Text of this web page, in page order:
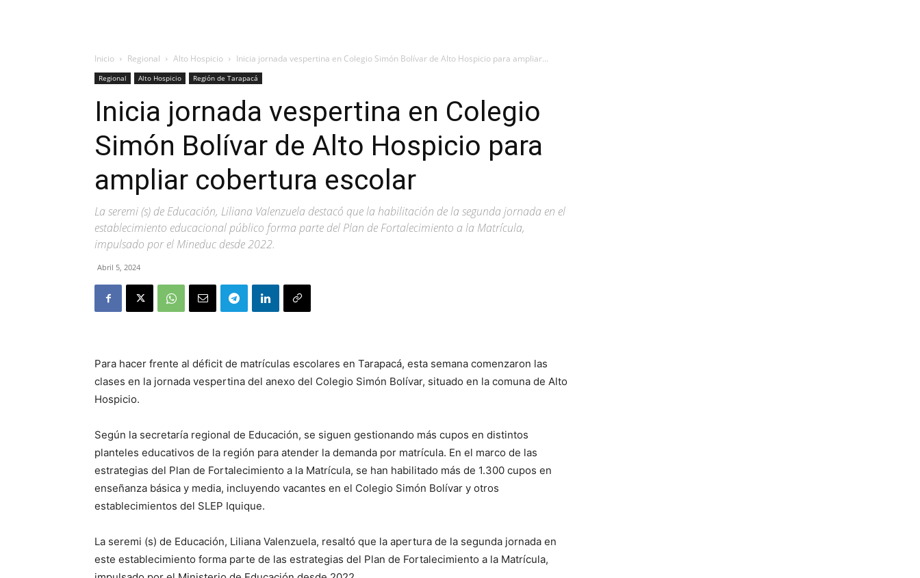
Inicio Regional Alto Hospicio Inicia jornada vespertina en Colegio Simón Bolívar de Alto Hospicio para ampliar...
Regional Alto Hospicio Región de Tarapacá
Inicia jornada vespertina en Colegio
Simón Bolívar de Alto Hospicio para
ampliar cobertura escolar
La seremi (s) de Educación, Liliana Valenzuela destacó que la habilitación de la segunda jornada en el
establecimiento educacional público forma parte del Plan de Fortalecimiento a la Matrícula,
impulsado por el Mineduc desde 2022.
Abril 5, 2024
Para hacer frente al déficit de matrículas escolares en Tarapacá, esta semana comenzaron las
clases en la jornada vespertina del anexo del Colegio Simón Bolívar, situado en la comuna de Alto
Hospicio.
Según la secretaría regional de Educación, se siguen gestionando más cupos en distintos
planteles educativos de la región para atender la demanda por matrícula. En el marco de las
estrategias del Plan de Fortalecimiento a la Matrícula, se han habilitado más de 1.300 cupos en
enseñanza básica y media, incluyendo vacantes en el Colegio Simón Bolívar y otros
establecimientos del SLEP Iquique.
La seremi (s) de Educación, Liliana Valenzuela, resaltó que la apertura de la segunda jornada en
este establecimiento forma parte de las estrategias del Plan de Fortalecimiento a la Matrícula,